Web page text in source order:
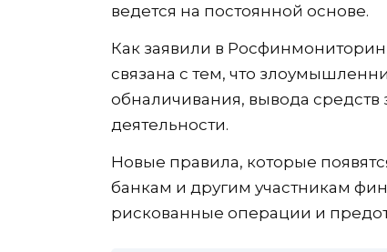
ведется на постоянной основе.
Как заявили в
связана с тем, что
обналичивания, вывода
деятельности.
Новые правила, которые
банкам и другим участникам
рискованные операции и